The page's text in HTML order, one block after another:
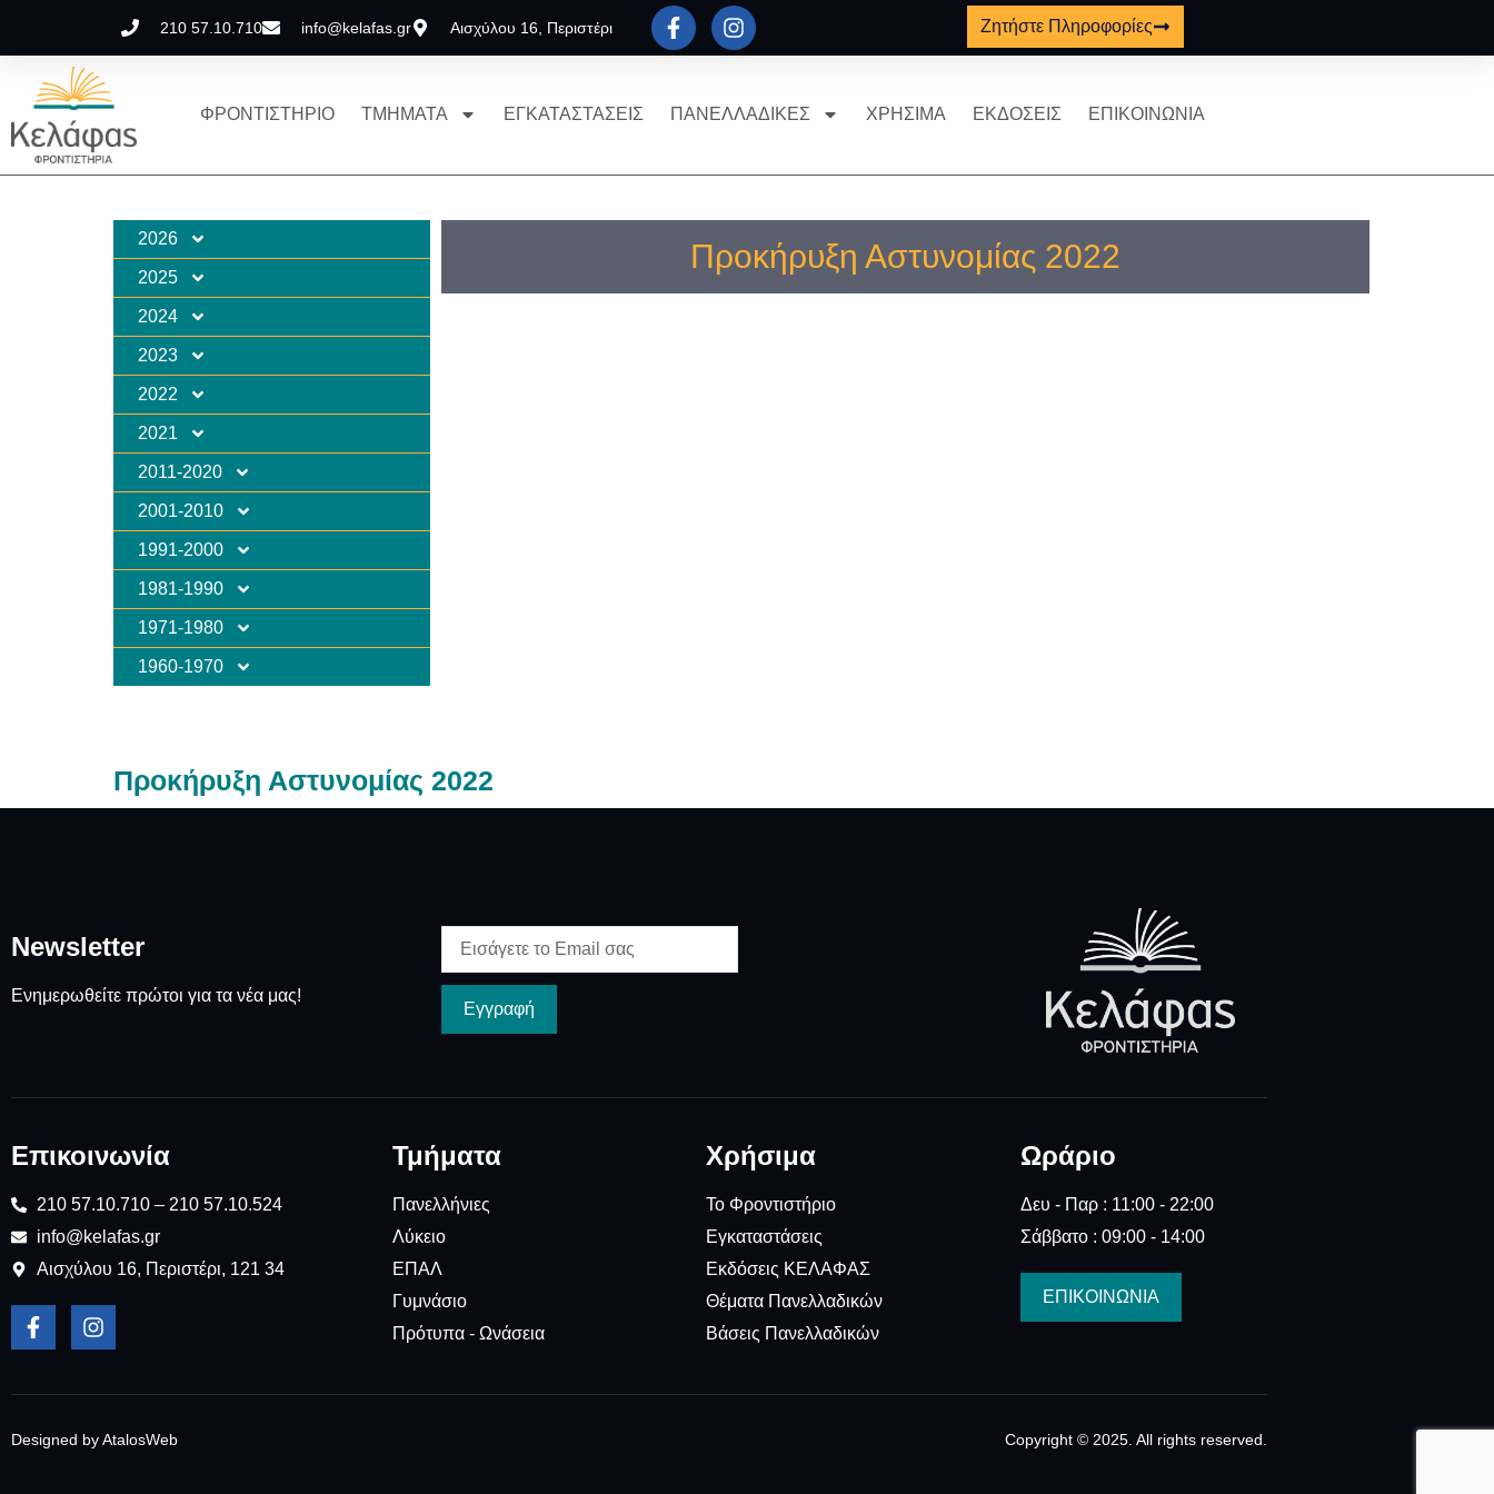
210 57.10.710 info@kelafas.gr Αισχύλου 16, Περιστέρι Ζητήστε Πληροφορίες
ΦΡΟΝΤΙΣΤΗΡΙΟ ΤΜΗΜΑΤΑ ΕΓΚΑΤΑΣΤΑΣΕΙΣ ΠΑΝΕΛΛΑΔΙΚΕΣ ΧΡΗΣΙΜΑ ΕΚΔΟΣΕΙΣ ΕΠΙΚΟΙΝΩΝΙΑ
2026
2025
2024
2023
2022
2021
2011-2020
2001-2010
1991-2000
1981-1990
1971-1980
1960-1970
Προκήρυξη Αστυνομίας 2022
Προκήρυξη Αστυνομίας 2022
Newsletter
Ενημερωθείτε πρώτοι για τα νέα μας!
Εγγραφή
Επικοινωνία
210 57.10.710 – 210 57.10.524
info@kelafas.gr
Αισχύλου 16, Περιστέρι, 121 34
Τμήματα
Πανελλήνιες
Λύκειο
ΕΠΑΛ
Γυμνάσιο
Πρότυπα - Ωνάσεια
Χρήσιμα
Το Φροντιστήριο
Εγκαταστάσεις
Εκδόσεις ΚΕΛΑΦΑΣ
Θέματα Πανελλαδικών
Βάσεις Πανελλαδικών
Ωράριο
Δευ - Παρ : 11:00 - 22:00
Σάββατο : 09:00 - 14:00
ΕΠΙΚΟΙΝΩΝΙΑ
Designed by AtalosWeb Copyright © 2025. All rights reserved.